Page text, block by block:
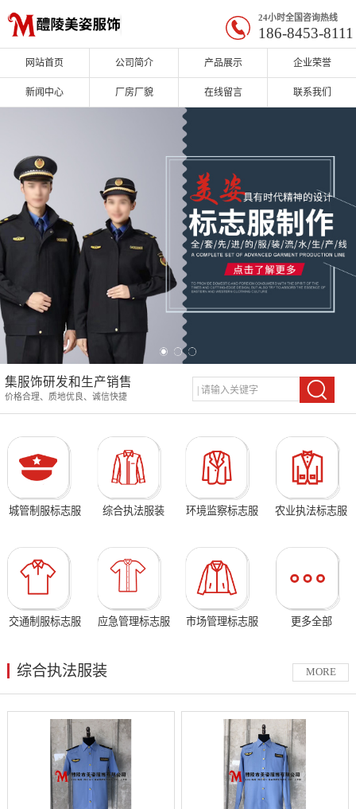
24小时全国咨询热线
186-8453-8111
网站首页 公司简介 产品展示 企业荣誉
新闻中心 厂房厂貌 在线留言 联系我们
集服饰研发和生产销售
价格合理、质地优良、诚信快捷
城管制服标志服 综合执法服装 环境监察标志服 农业执法标志服
交通制服标志服 应急管理标志服 市场管理标志服 更多全部
综合执法服装 MORE